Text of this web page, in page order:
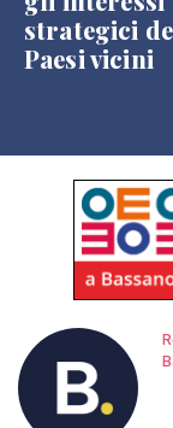
strategici
Paesi vicini